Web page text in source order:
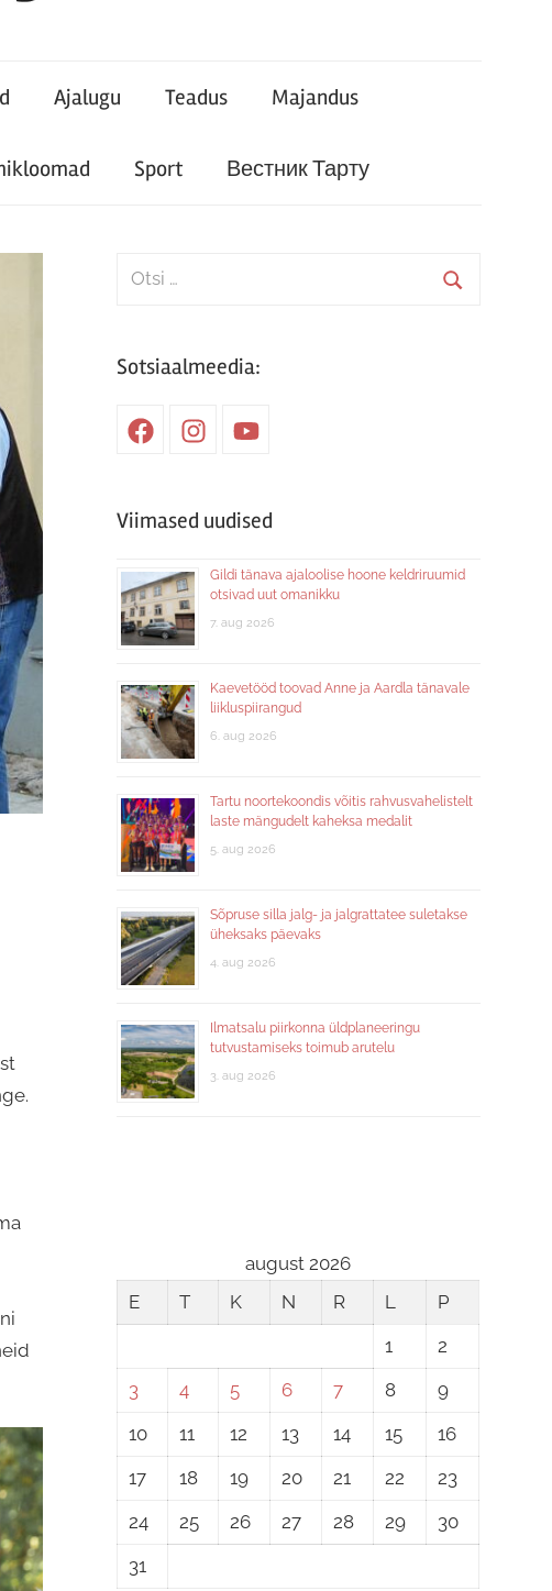
Ajalugu Teadus Majandus
Sport Вестник Тарту
Search
Sotsiaalmeedia:
FacebookInstagramYoutube
Viimased uudised
Gildi tänava ajaloolise hoone keldriruumid
otsivad uut omanikku
7. aug 2026
Kaevetööd toovad Anne ja Aardla tänavale
liikluspiirangud
6. aug 2026
Tartu noortekoondis võitis rahvusvahelistelt
laste mängudelt kaheksa medalit
5. aug 2026
Sõpruse silla jalg- ja jalgrattatee suletakse
üheksaks päevaks
4. aug 2026
Ilmatsalu piirkonna üldplaneeringu
tutvustamiseks toimub arutelu
3. aug 2026
august 2026
E
T K N R L
P
1
2
3
4 5 6 7 8
9
10
11 12 13 14 15
16
17
18 19 20 21 22
23
24
25 26 27 28 29
30
31